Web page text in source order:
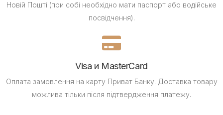
Новій Пошті (при собі необхідно мати паспорт або водійське
посвідчення).
Visa и MasterCard
Оплата замовлення на карту Приват Банку. Доставка товару
можлива тільки після підтвердження платежу.